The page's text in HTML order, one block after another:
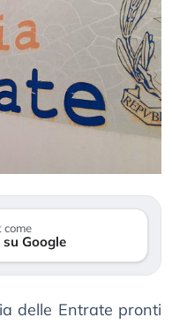
come
Google
delle Entrate pronti